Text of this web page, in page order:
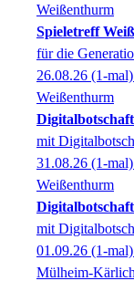
Weißenthurm
Spieletreff
für die
26.08.26 (1-mal)
Weißenthurm
mit
31.08.26 (1-mal)
Weißenthurm
mit
01.09.26 (1-mal)
Mülheim-Kärlich